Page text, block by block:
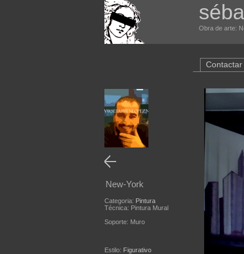
Obra de arte:
New-York
Categoria: Pintura
Técnica: Pintura Mural
Soporte: Muro
Estilo: Figurativo
Contactar